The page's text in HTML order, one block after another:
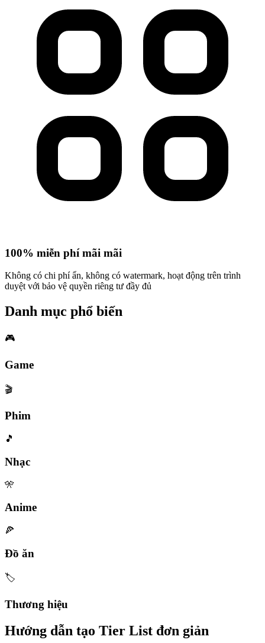
100% miễn phí mãi mãi
Không có chi phí ẩn, không có watermark, hoạt động trên trình
duyệt với bảo vệ quyền riêng tư đầy đủ
Danh mục phổ biến
🎮
Game
🎬
Phim
🎵
Nhạc
🎌
Anime
🍕
Đồ ăn
🏷️
Thương hiệu
Hướng dẫn tạo Tier List đơn giản